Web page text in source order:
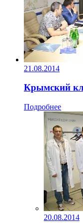
21.08.2014
Крымский
Подробнее
20.08.2014